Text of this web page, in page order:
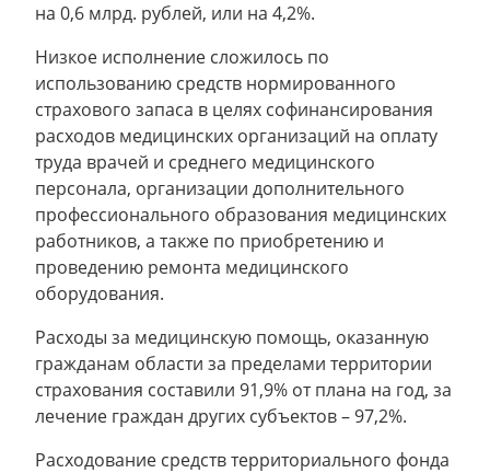
на 0,6 млрд. рублей, или на 4,2%.
Низкое исполнение сложилось по
использованию средств нормированного
страхового запаса в целях софинансирования
расходов медицинских организаций на оплату
труда врачей и среднего медицинского
персонала, организации дополнительного
профессионального образования медицинских
работников, а также по приобретению и
проведению ремонта медицинского
оборудования.
Расходы за медицинскую помощь, оказанную
гражданам области за пределами территории
страхования составили 91,9% от плана на год, за
лечение граждан других субъектов – 97,2%.
Расходование средств территориального фонда